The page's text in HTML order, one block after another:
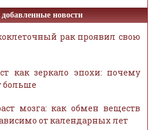
новости
рак проявил свою
как зеркало эпохи: почему
больше
мозга: как обмен веществ
от календарных лет